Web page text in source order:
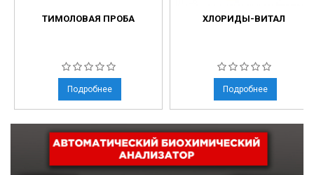
ТИМОЛОВАЯ ПРОБА
Подробнее
ХЛОРИДЫ-ВИТАЛ
Подробнее